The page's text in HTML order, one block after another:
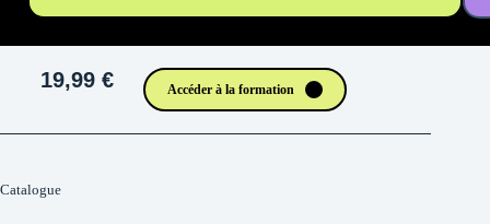
19,99 € Accéder à la formation
Catalogue